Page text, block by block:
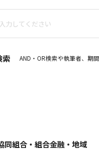
索 AND・OR検索や執筆者、期
同組合・組合金融・地域